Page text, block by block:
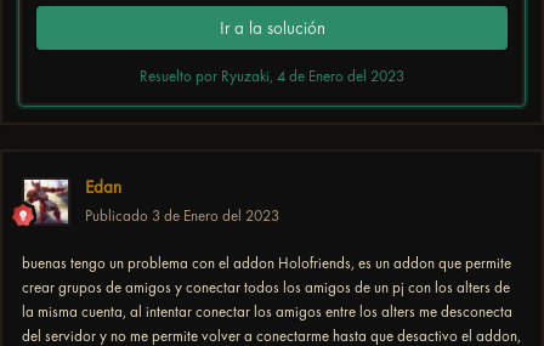
Ir a la solución
Resuelto por Ryuzaki, 4 de Enero del 2023
Edan
Publicado 3 de Enero del 2023
buenas tengo un problema con el addon Holofriends, es un addon que permite
crear grupos de amigos y conectar todos los amigos de un pj con los alters de
la misma cuenta, al intentar conectar los amigos entre los alters me desconecta
del servidor y no me permite volver a conectarme hasta que desactivo el addon,